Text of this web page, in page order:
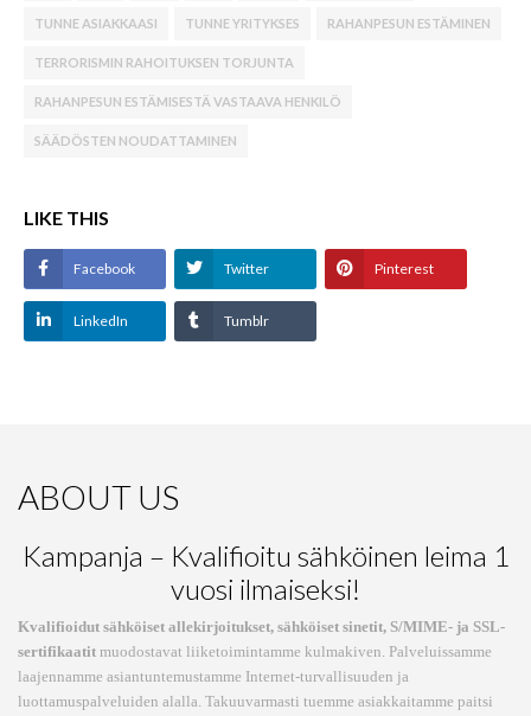
TUNNE ASIAKKAASI TUNNE YRITYKSES RAHANPESUN ESTÄMINEN
TERRORISMIN RAHOITUKSEN TORJUNTA
RAHANPESUN ESTÄMISESTÄ VASTAAVA HENKILÖ
SÄÄDÖSTEN NOUDATTAMINEN
LIKE THIS
Facebook Twitter Pinterest
LinkedIn Tumblr
ABOUT US
Kampanja – Kvalifioitu sähköinen leima 1
vuosi ilmaiseksi!
Kvalifioidut sähköiset allekirjoitukset, sähköiset sinetit, S/MIME- ja SSL-
sertifikaatit muodostavat liiketoimintamme kulmakiven. Palveluissamme
laajennamme asiantuntemustamme Internet-turvallisuuden ja
luottamuspalveluiden alalla. Takuuvarmasti tuemme asiakkaitamme paitsi